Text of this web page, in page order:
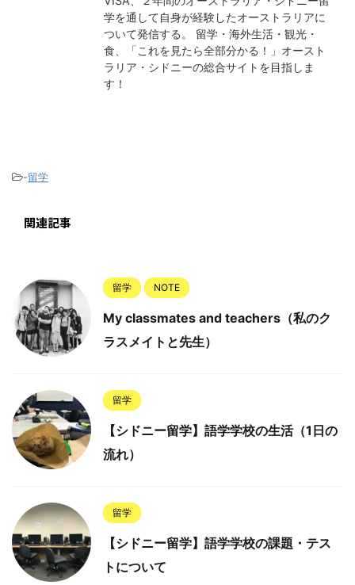
学を通して自身が経験したオーストラリアに
ついて発信する。 留学・海外生活・観光・
食、「これを見たら全部分かる！」オースト
ラリア・シドニーの総合サイトを目指しま
す！
-留学
関連記事
留学 NOTE
My classmates and teachers（私のク
ラスメイトと先生）
留学
【シドニー留学】語学学校の生活（1日の
流れ）
留学
【シドニー留学】語学学校の課題・テス
トについて